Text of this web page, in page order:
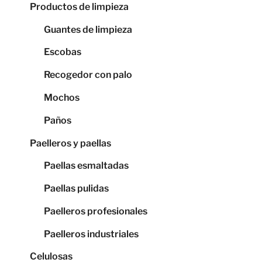
Productos de limpieza
Guantes de limpieza
Escobas
Recogedor con palo
Mochos
Paños
Paelleros y paellas
Paellas esmaltadas
Paellas pulidas
Paelleros profesionales
Paelleros industriales
Celulosas